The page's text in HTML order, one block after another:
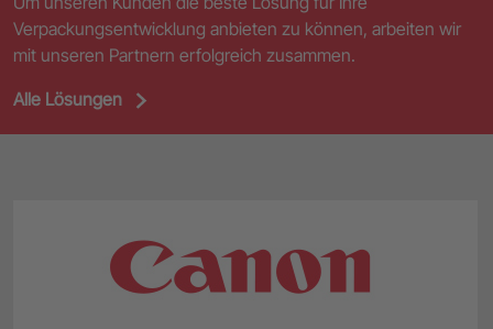
Verpackungsentwicklung anbieten zu können, arbeiten wir
mit unseren Partnern erfolgreich zusammen.
Alle Lösungen